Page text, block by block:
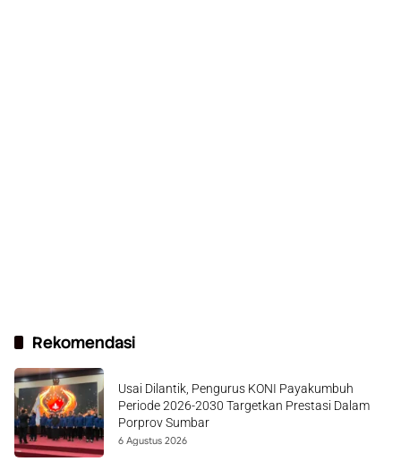
Rekomendasi
Usai Dilantik, Pengurus KONI Payakumbuh
Periode 2026-2030 Targetkan Prestasi Dalam
Porprov Sumbar
6 Agustus 2026